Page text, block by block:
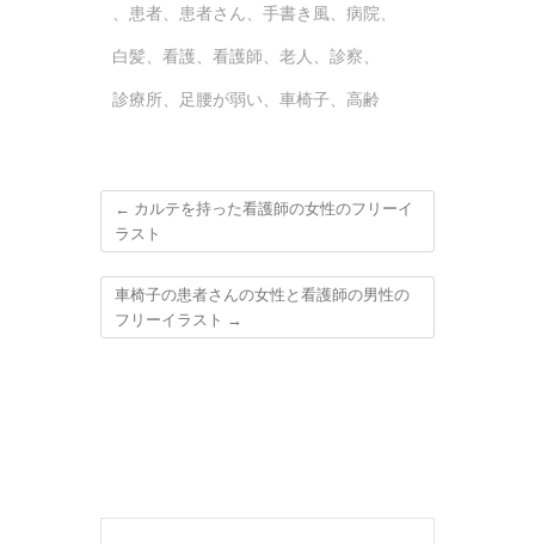
、 患者、 患者さん、 手書き風、 病院、
白髪、 看護、 看護師、 老人 、 診察、
診療所、 足腰が弱い、 車椅子、 高齢
← カルテを持った看護師の女性のフリーイ
ラスト
車椅子の患者さんの女性と看護師の男性の
フリーイラスト →